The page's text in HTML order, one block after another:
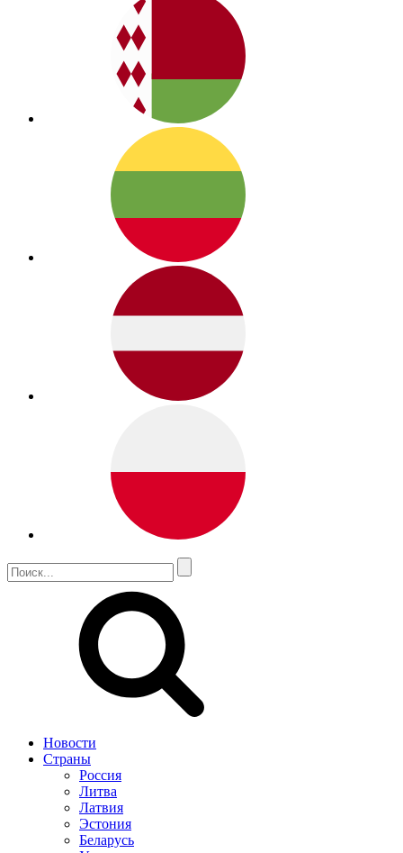
Новости
Страны
Россия
Литва
Латвия
Эстония
Беларусь